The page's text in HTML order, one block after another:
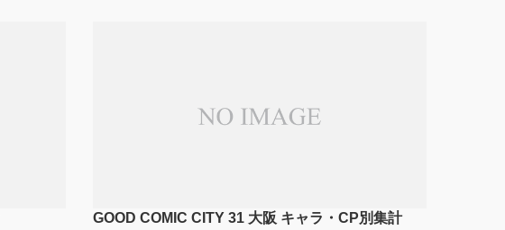
GOOD COMIC CITY 31 大阪 キャラ・CP別集計